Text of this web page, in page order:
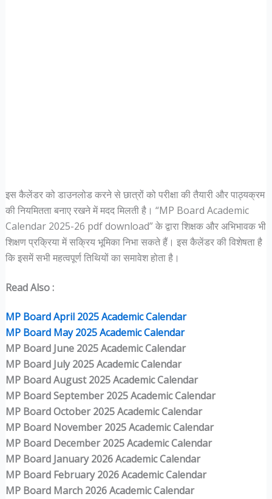
इस कैलेंडर को डाउनलोड करने से छात्रों को परीक्षा की तैयारी और पाठ्यक्रम
की नियमितता बनाए रखने में मदद मिलती है। “MP Board Academic
Calendar 2025-26 pdf download” के द्वारा शिक्षक और अभिभावक भी
शिक्षण प्रक्रिया में सक्रिय भूमिका निभा सकते हैं। इस कैलेंडर की विशेषता है
कि इसमें सभी महत्वपूर्ण तिथियों का समावेश होता है।
Read Also :
MP Board April 2025 Academic Calendar
MP Board May 2025 Academic Calendar
MP Board June 2025 Academic Calendar
MP Board July 2025 Academic Calendar
MP Board August 2025 Academic Calendar
MP Board September 2025 Academic Calendar
MP Board October 2025 Academic Calendar
MP Board November 2025 Academic Calendar
MP Board December 2025 Academic Calendar
MP Board January 2026 Academic Calendar
MP Board February 2026 Academic Calendar
MP Board March 2026 Academic Calendar